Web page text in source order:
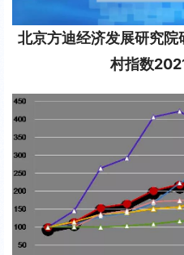
北京方迪经济发展研究
村指数